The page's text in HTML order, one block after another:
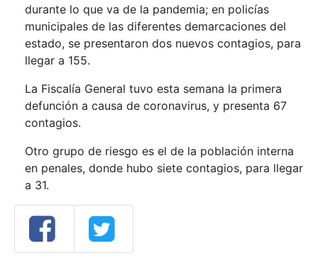
durante lo que va de la pandemia; en policías
municipales de las diferentes demarcaciones del
estado, se presentaron dos nuevos contagios, para
llegar a 155.
La Fiscalía General tuvo esta semana la primera
defunción a causa de coronavirus, y presenta 67
contagios.
Otro grupo de riesgo es el de la población interna
en penales, donde hubo siete contagios, para llegar
a 31.